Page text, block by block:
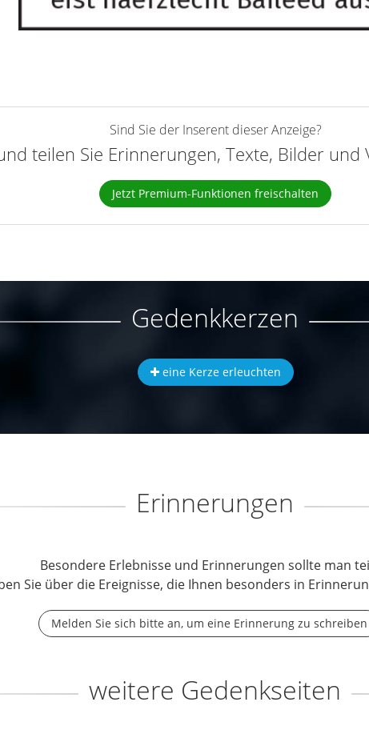
Sind Sie der Inserent dieser Anzeige?
teilen Sie Erinnerungen, Texte, Bilder
Jetzt Premium-Funktionen freischalten
Gedenkkerzen
eine Kerze erleuchten
Erinnerungen
Besondere Erlebnisse und Erinnerungen sollte man
Sie über die Ereignisse, die Ihnen besonders in
Melden Sie sich bitte an, um eine Erinnerung zu schreiben
weitere Gedenkseiten